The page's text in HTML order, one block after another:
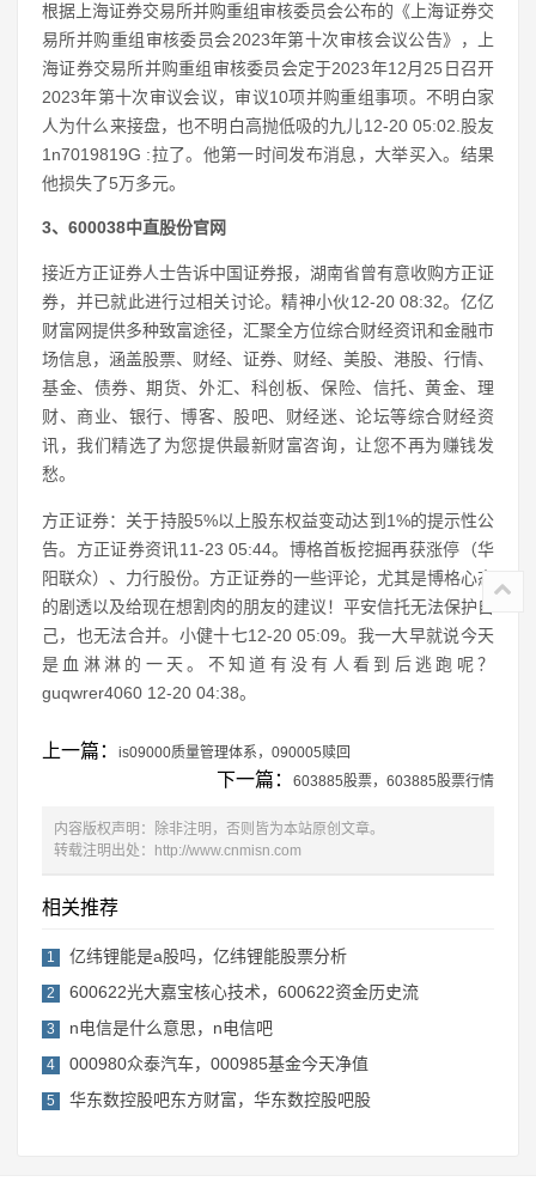
根据上海证券交易所并购重组审核委员会公布的《上海证券交
易所并购重组审核委员会2023年第十次审核会议公告》，上
海证券交易所并购重组审核委员会定于2023年12月25日召开
2023年第十次审议会议，审议10项并购重组事项。不明白家
人为什么来接盘，也不明白高抛低吸的九儿12-20 05:02.股友
1n7019819G :拉了。他第一时间发布消息，大举买入。结果
他损失了5万多元。
3、600038中直股份官网
接近方正证券人士告诉中国证券报，湖南省曾有意收购方正证
券，并已就此进行过相关讨论。精神小伙12-20 08:32。亿亿
财富网提供多种致富途径，汇聚全方位综合财经资讯和金融市
场信息，涵盖股票、财经、证券、财经、美股、港股、行情、
基金、债券、期货、外汇、科创板、保险、信托、黄金、理
财、商业、银行、博客、股吧、财经迷、论坛等综合财经资
讯，我们精选了为您提供最新财富咨询，让您不再为赚钱发
愁。
方正证券：关于持股5%以上股东权益变动达到1%的提示性公
告。方正证券资讯11-23 05:44。博格首板挖掘再获涨停（华
阳联众）、力行股份。方正证券的一些评论，尤其是博格心态
的剧透以及给现在想割肉的朋友的建议！平安信托无法保护自
己，也无法合并。小健十七12-20 05:09。我一大早就说今天
是血淋淋的一天。不知道有没有人看到后逃跑呢？
guqwrer4060 12-20 04:38。
上一篇： is09000质量管理体系，090005赎回
下一篇： 603885股票，603885股票行情
内容版权声明：除非注明，否则皆为本站原创文章。
转载注明出处：
http://www.cnmisn.com
相关推荐
1 亿纬锂能是a股吗，亿纬锂能股票分析
2 600622光大嘉宝核心技术，600622资金历史流
3 n电信是什么意思，n电信吧
4 000980众泰汽车，000985基金今天净值
5 华东数控股吧东方财富，华东数控股吧股